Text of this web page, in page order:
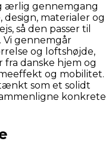
ærlig gennemgang
materialer og
så den passer til
gennemgår
og loftshøjde,
danske hjem og
og mobilitet.
som et solidt
konkrete